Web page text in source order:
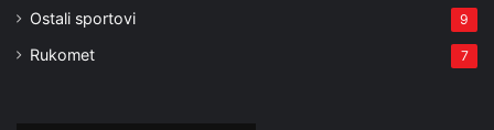
Ostali sportovi 9
Rukomet 7